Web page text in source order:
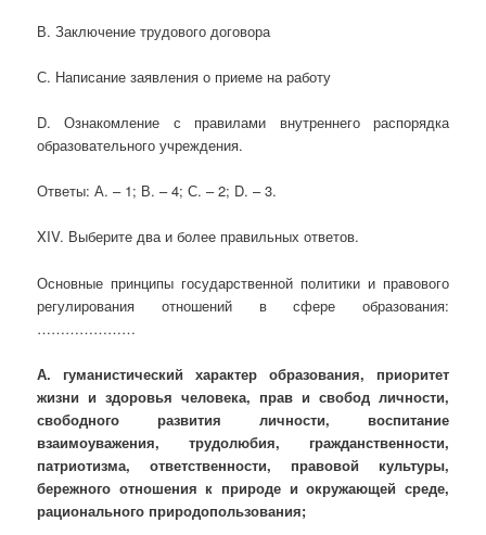
В. Заключение трудового договора
С. Написание заявления о приеме на работу
D. Ознакомление с правилами внутреннего распорядка
образовательного учреждения.
Ответы: А. – 1; В. – 4; С. – 2; D. – 3.
XIV. Выберите два и более правильных ответов.
Основные принципы государственной политики и правового
регулирования отношений в сфере образования:
…………………
А. гуманистический характер образования, приоритет
жизни и здоровья человека, прав и свобод личности,
свободного развития личности, воспитание
взаимоуважения, трудолюбия, гражданственности,
патриотизма, ответственности, правовой культуры,
бережного отношения к природе и окружающей среде,
рационального природопользования;